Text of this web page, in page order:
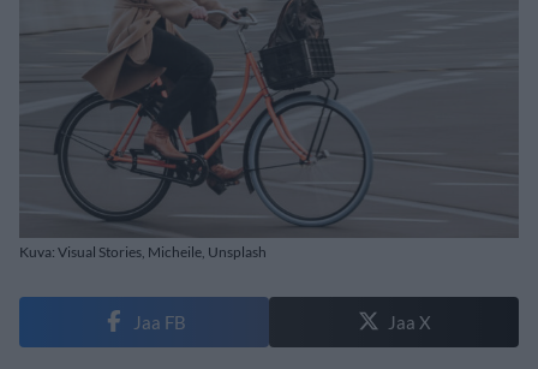
Kuva: Visual Stories, Micheile, Unsplash
Jaa FB Jaa X